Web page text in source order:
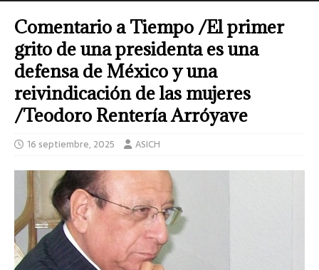
Comentario a Tiempo /El primer
grito de una presidenta es una
defensa de México y una
reivindicación de las mujeres
/Teodoro Rentería Arróyave
16 septiembre, 2025 ASICH